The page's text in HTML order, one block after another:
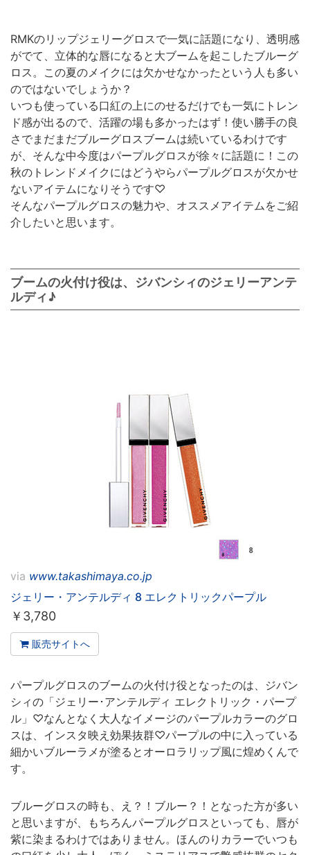
RMKのリップジェリーグロスで一気に話題になり、透明感
がでて、立体的な唇になると大ブームを起こしたブルーグ
ロス。この夏のメイクには欠かせなかったという人も多い
のではないでしょうか？
いつも使っている口紅の上にのせるだけでも一気にトレン
ド感が出るので、活躍の場も多かったはず！使い勝手の良
さでまだまだブルーグロスブームは続いているわけです
が、そんな中今度はパープルグロスが徐々に話題に！この
秋のトレンドメイクにはどうやらパープルグロスが欠かせ
ないアイテムになりそうです♡
そんなパープルグロスの魅力や、オススメアイテムをご紹
介したいと思います。
ブームの火付け役は、ジバンシィのジェリーアンテ
ルディ♪
via www.takashimaya.co.jp
ジェリー・アンテルディ 8 エレクトリックパープル
￥ 3,780
販売サイトへ
パープルグロスのブームの火付け役となったのは、ジバン
シィの「ジェリー･アンテルディ エレクトリック・パープ
ル」♡なんとなく大人なイメージのパープルカラーのグロ
スは、インスタ映え効果抜群♡パープルの中に入っている
細かいブルーラメが塗るとオーロラリップ風に煌めくんで
す。
ブルーグロスの時も、え？！ブルー？！となった方が多い
と思いますが、もちろんパープルグロスといっても、唇が
紫に染まるわけではありません。ほんのりカラーでいつも